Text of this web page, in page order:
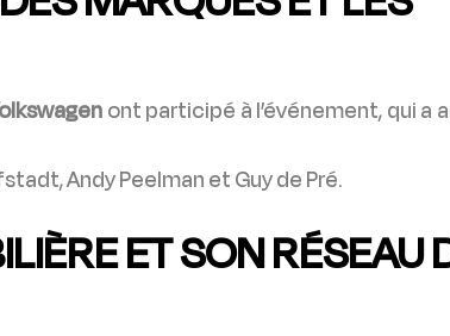
ont participé à l’événement, qui a
Andy Peelman et Guy de Pré.
ET SON RÉSEAU